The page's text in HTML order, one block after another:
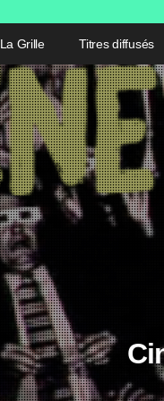
La Grille Titres diffusés